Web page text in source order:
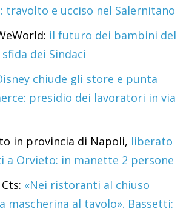
travolto e ucciso nel Salernitano
il futuro dei bambini del
dei Sindaci
chiude gli store e punta
presidio dei lavoratori in via
in provincia di Napoli, liberato
a Orvieto: in manette 2 persone
«Nei ristoranti al chiuso
mascherina al tavolo». Bassetti: